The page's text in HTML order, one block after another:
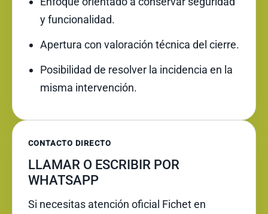
y funcionalidad.
Apertura con valoración técnica del cierre.
Posibilidad de resolver la incidencia en la
misma intervención.
CONTACTO DIRECTO
LLAMAR O ESCRIBIR POR
WHATSAPP
Si necesitas atención oficial Fichet en